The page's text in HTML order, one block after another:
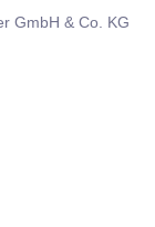
GmbH & Co. KG